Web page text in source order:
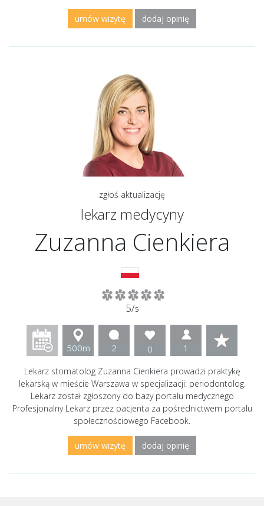
umów wizytę dodaj opinię
zgłoś aktualizację
lekarz medycyny
Zuzanna Cienkiera
5/5
500m 2 0 1
Lekarz stomatolog Zuzanna Cienkiera prowadzi praktykę
lekarską w mieście Warszawa w specjalizacji: periodontolog.
Lekarz został zgłoszony do bazy portalu medycznego
Profesjonalny Lekarz przez pacjenta za pośrednictwem portalu
społecznościowego Facebook.
umów wizytę dodaj opinię